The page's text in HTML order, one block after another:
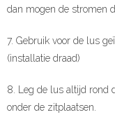
dan mogen de stromen
7. Gebruik voor de lus
(installatie draad)
8. Leg de lus altijd rond
onder de zitplaatsen.